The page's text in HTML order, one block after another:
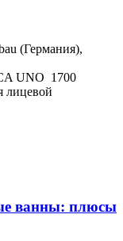
(Германия),
UNO 1700
лицевой
ванны: плюсы